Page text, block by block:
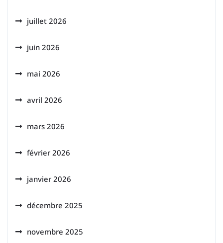
juillet 2026
juin 2026
mai 2026
avril 2026
mars 2026
février 2026
janvier 2026
décembre 2025
novembre 2025